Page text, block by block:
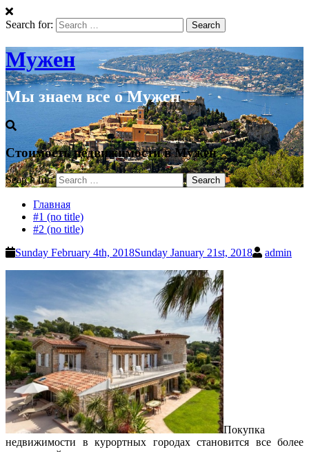
Search for:
Мужен
Мы знаем все о Мужен
Стоимость недвижимости в Мужен
Search for:
Главная
#1 (no title)
#2 (no title)
Sunday February 4th, 2018Sunday January 21st, 2018 admin
Покупка
недвижимости в курортных городах становится все более